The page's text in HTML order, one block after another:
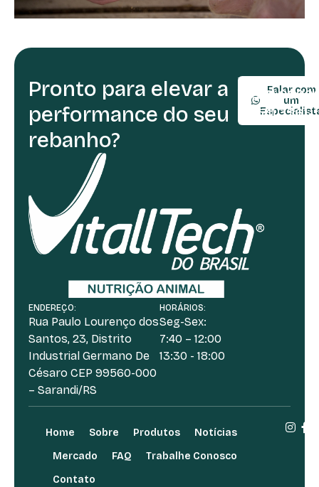
Pronto para elevar a
performance do seu
rebanho?
Falar com
um
TELEFONE:
(54)
(54) 3361-
ENDEREÇO:
Rua Paulo Lourenço dos
Santos, 23, Distrito
Industrial Germano De
Césaro CEP 99560-000
– Sarandi/RS
HORÁRIOS:
Seg-Sex:
7:40 – 12:00
13:30 - 18:00
Home Sobre Produtos
Notícias
Mercado
FAQ
Trabalhe Conosco
Contato